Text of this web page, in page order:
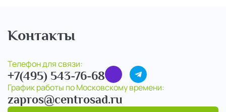
Контакты
Телефон для связи:
+7(495) 543-76-68
График работы по Московскому времени:
zapros@centrosad.ru